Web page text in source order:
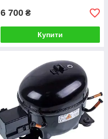
6 700 ₴
Купити